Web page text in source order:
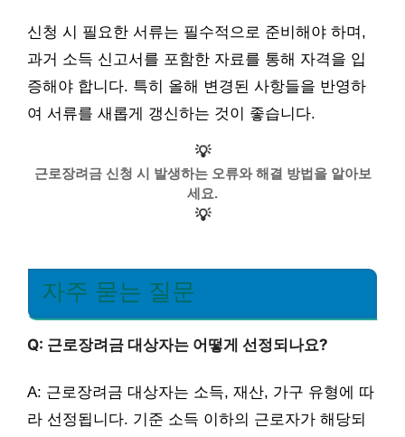
신청 시 필요한 서류는 필수적으로 준비해야 하며,
과거 소득 신고서를 포함한 자료를 통해 자격을 입
증해야 합니다. 특히 올해 변경된 사항들을 반영하
여 서류를 새롭게 갱신하는 것이 좋습니다.
💡
근로장려금 신청 시 발생하는 오류와 해결 방법을 알아보
세요.
💡
자주 묻는 질문
Q: 근로장려금 대상자는 어떻게 선정되나요?
A: 근로장려금 대상자는 소득, 재산, 가구 유형에 따
라 선정됩니다. 기준 소득 이하의 근로자가 해당되